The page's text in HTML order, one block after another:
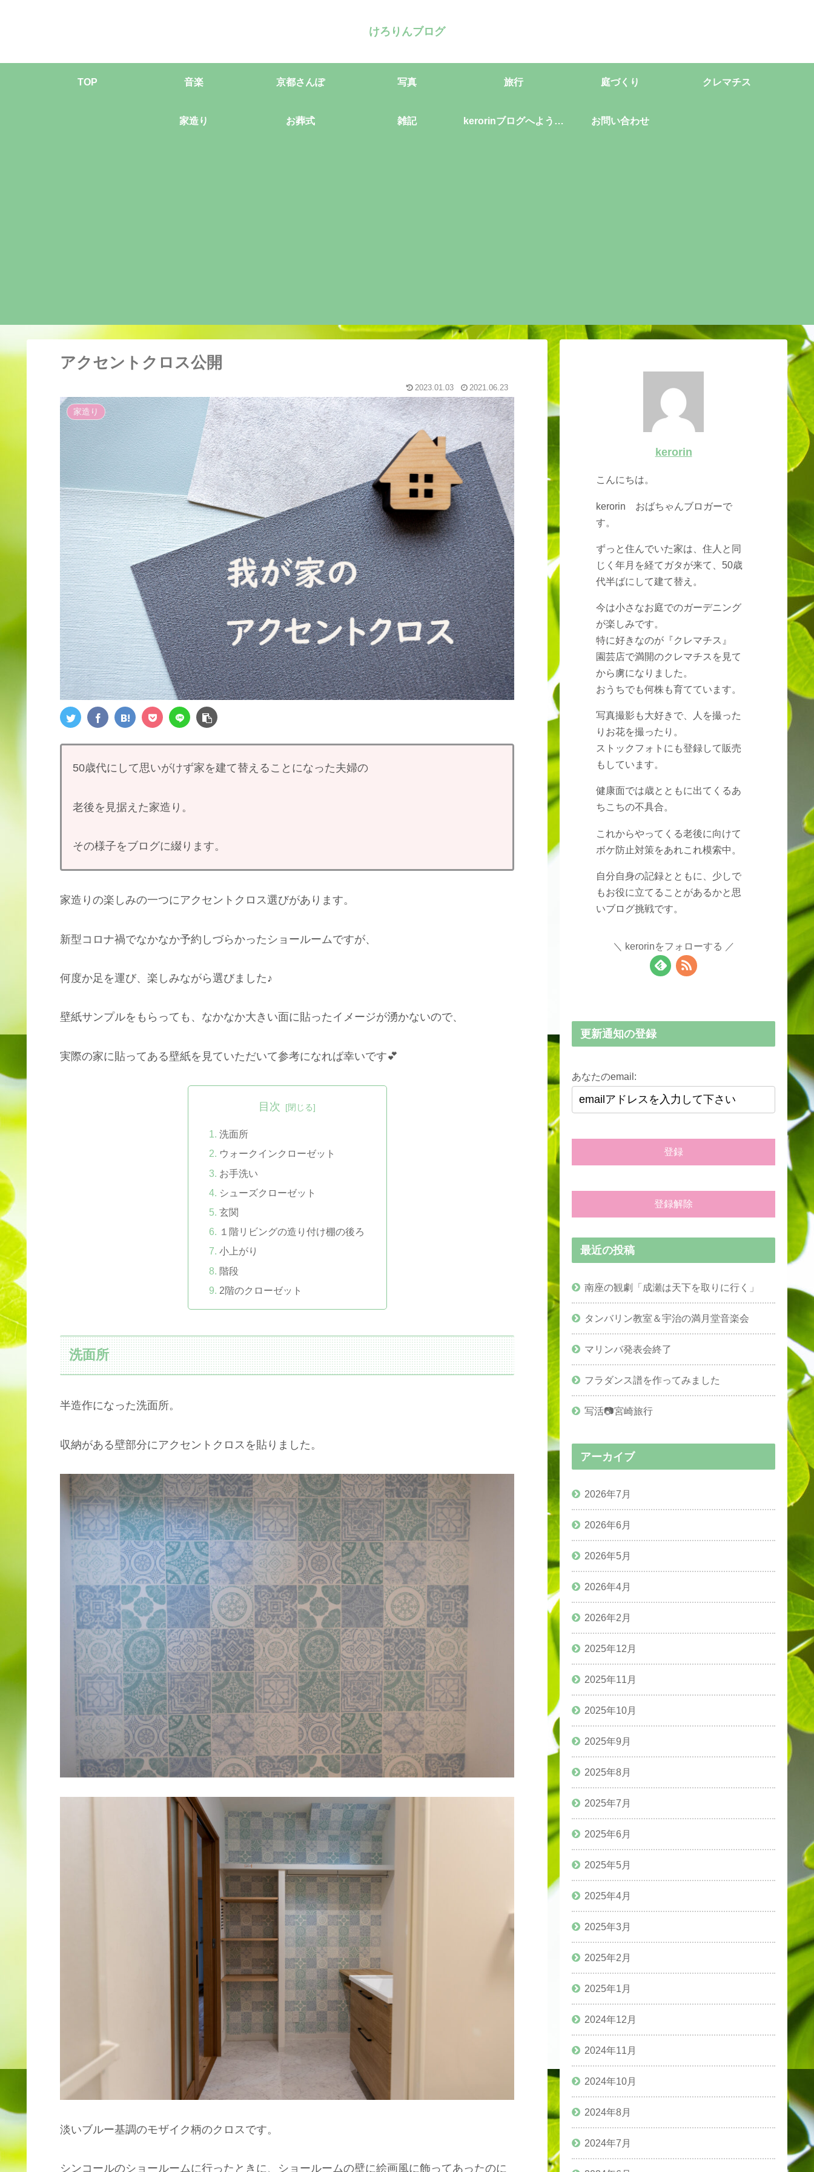
けろりんブログ
TOP 音楽 京都さんぽ 写真 旅行 庭づくり クレマチス
家造り お葬式 雑記 kerorinブログへようこ お問い合わせ
アクセントクロス公開
2023.01.03 2021.06.23
家造り
50歳代にして思いがけず家を建て替えることになった夫婦の
老後を見据えた家造り。
その様子をブログに綴ります。
家造りの楽しみの一つにアクセントクロス選びがあります。
新型コロナ禍でなかなか予約しづらかったショールームですが、
何度か足を運び、楽しみながら選びました♪
壁紙サンプルをもらっても、なかなか大きい面に貼ったイメージが湧かないので、
実際の家に貼ってある壁紙を見ていただいて参考になれば幸いです💕
目次
洗面所
ウォークインクローゼット
お手洗い
シューズクローゼット
玄関
１階リビングの造り付け棚の後ろ
小上がり
階段
2階のクローゼット
洗面所
半造作になった洗面所。
収納がある壁部分にアクセントクロスを貼りました。
淡いブルー基調のモザイク柄のクロスです。
シンコールのショールームに行ったときに、ショールームの壁に絵画風に飾ってあったのに
kerorin
こんにちは。
kerorin おばちゃんブロガーで
す。
ずっと住んでいた家は、住人と同
じく年月を経てガタが来て、50歳
代半ばにして建て替え。
今は小さなお庭でのガーデニング
が楽しみです。
特に好きなのが『クレマチス』
園芸店で満開のクレマチスを見て
から虜になりました。
おうちでも何株も育てています。
写真撮影も大好きで、人を撮った
りお花を撮ったり。
ストックフォトにも登録して販売
もしています。
健康面では歳とともに出てくるあ
ちこちの不具合。
これからやってくる老後に向けて
ボケ防止対策をあれこれ模索中。
自分自身の記録とともに、少しで
もお役に立てることがあるかと思
いブログ挑戦です。
kerorinをフォローする
更新通知の登録
あなたのemail:
最近の投稿
南座の観劇「成瀬は天下を取りに行く」
タンバリン教室＆宇治の満月堂音楽会
マリンバ発表会終了
フラダンス譜を作ってみました
写活📷宮崎旅行
アーカイブ
2026年7月
2026年6月
2026年5月
2026年4月
2026年2月
2025年12月
2025年11月
2025年10月
2025年9月
2025年8月
2025年7月
2025年6月
2025年5月
2025年4月
2025年3月
2025年2月
2025年1月
2024年12月
2024年11月
2024年10月
2024年8月
2024年7月